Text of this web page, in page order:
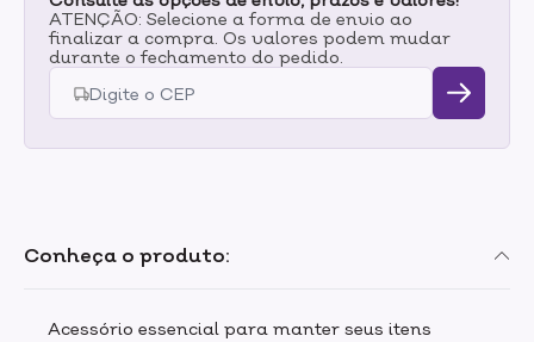
ATENÇÃO: Selecione a forma de envio ao
finalizar a compra. Os valores podem mudar
durante o fechamento do pedido.
Conheça o produto:
Acessório essencial para manter seus itens